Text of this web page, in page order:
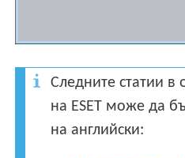
Следните статии
на ESET може да
на английски: